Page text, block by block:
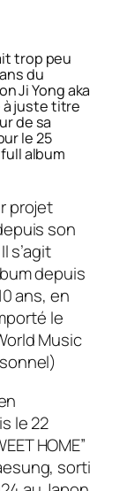
trop peu
du
Ji Yong aka
à juste titre
de sa
le 25
album
projet
son
s’agit
depuis
ans, en
le
Music
le 22
HOME”
sorti